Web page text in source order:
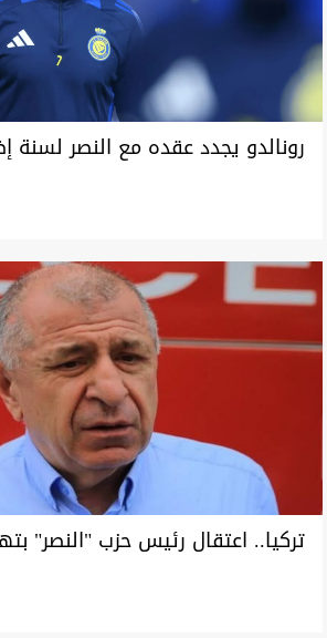
رونالدو يجدد عقده مع النصر لسنة
تركيا.. اعتقال رئيس حزب "النصر"